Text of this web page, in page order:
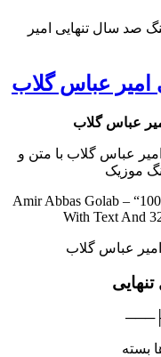
صد سال تنهایی امیر
امیر عباس گلاب
عباس گلاب
عباس گلاب با متن و
Amir Abbas Golab –
With Text And
بسته